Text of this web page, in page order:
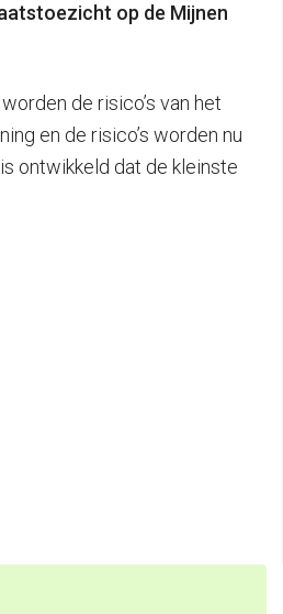
op de Mijnen
de risico’s van het
en de risico’s worden nu
ontwikkeld dat de kleinste